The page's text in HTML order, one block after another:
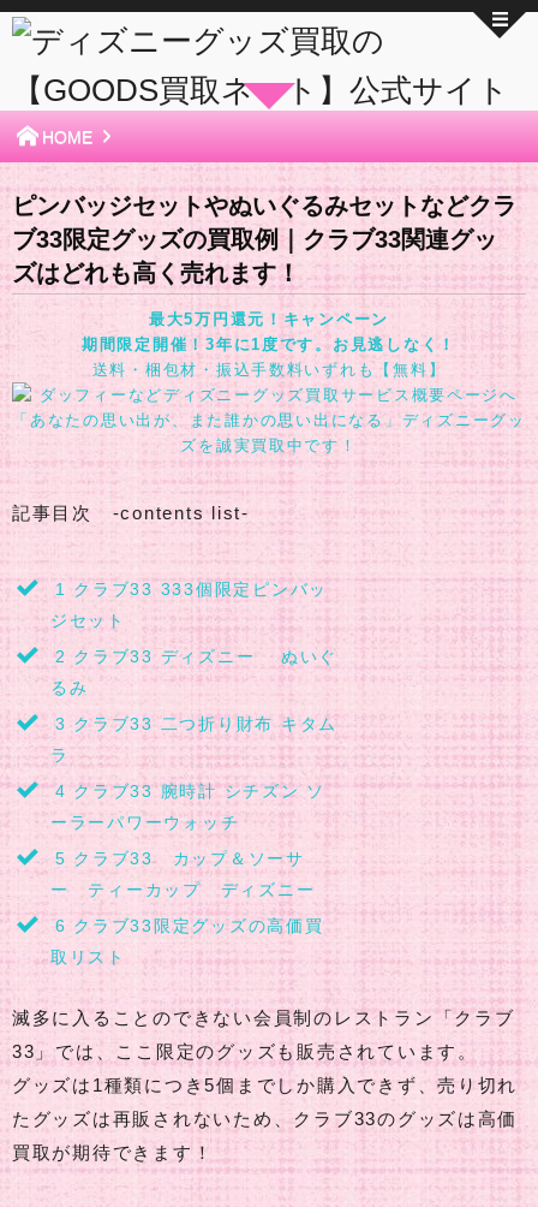
HOME
ピンバッジセットやぬいぐるみセットなどクラ
ブ33限定グッズの買取例｜クラブ33関連グッ
ズはどれも高く売れます！
最大5万円還元！キャンペーン
期間限定開催！3年に1度です。お見逃しなく！
送料・梱包材・振込手数料いずれも【無料】
「あなたの思い出が、また誰かの思い出になる」ディズニーグッ
ズを誠実買取中です！
記事目次 -contents list-
1
クラブ33 333個限定ピンバッ
ジセット
2 クラブ33 ディズニー ぬいぐ
るみ
3 クラブ33 二つ折り財布 キタム
ラ
4 クラブ33 腕時計 シチズン ソ
ーラーパワーウォッチ
5 クラブ33 カップ＆ソーサ
ー ティーカップ ディズニー
6 クラブ33限定グッズの高価買
取リスト
滅多に入ることのできない会員制のレストラン「クラブ
33」では、ここ限定のグッズも販売されています。
グッズは1種類につき5個までしか購入できず、売り切れ
たグッズは再販されないため、クラブ33のグッズは高価
買取が期待できます！